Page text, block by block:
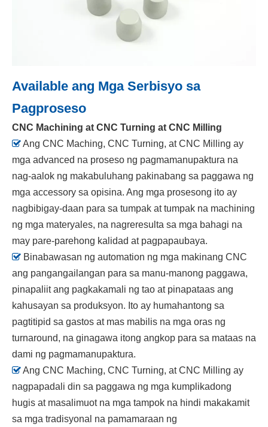
Available ang Mga Serbisyo sa
Pagproseso
CNC Machining at CNC Turning at CNC Milling
Ang CNC Maching, CNC Turning, at CNC Milling ay
mga advanced na proseso ng pagmamanupaktura na
nag-aalok ng makabuluhang pakinabang sa paggawa ng
mga accessory sa opisina. Ang mga prosesong ito ay
nagbibigay-daan para sa tumpak at tumpak na machining
ng mga materyales, na nagreresulta sa mga bahagi na
may pare-parehong kalidad at pagpapaubaya.
 Binabawasan ng automation ng mga makinang CNC
ang pangangailangan para sa manu-manong paggawa,
pinapaliit ang pagkakamali ng tao at pinapataas ang
kahusayan sa produksyon. Ito ay humahantong sa
pagtitipid sa gastos at mas mabilis na mga oras ng
turnaround, na ginagawa itong angkop para sa mataas na
dami ng pagmamanupaktura.
Ang CNC Maching, CNC Turning, at CNC Milling ay
nagpapadali din sa paggawa ng mga kumplikadong
hugis at masalimuot na mga tampok na hindi makakamit
sa mga tradisyonal na pamamaraan ng